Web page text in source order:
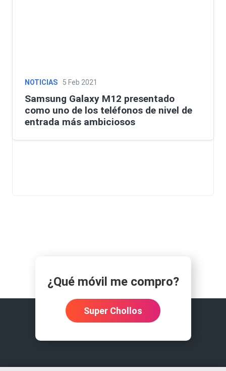
NOTICIAS 5 Feb 2021
Samsung Galaxy M12 presentado
como uno de los teléfonos de nivel de
entrada más ambiciosos
¿Qué móvil me compro?
Super Chollos